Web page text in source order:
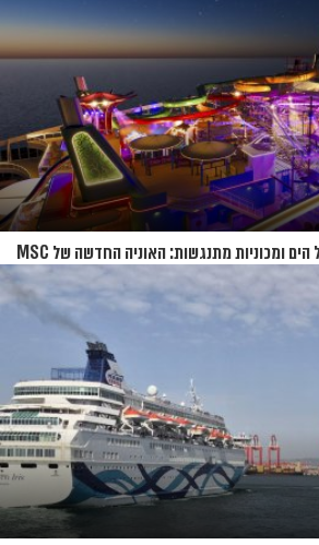
מסלולי חבלים, נדנדות מעל הים ומכוניות מתנגשות: האוניה החדשה של MSC